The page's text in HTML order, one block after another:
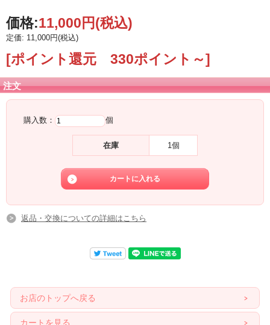
価格:11,000円(税込)
定価: 11,000円(税込)
[ポイント還元 330ポイント～]
注文
購入数： 個
在庫 1個
返品・交換についての詳細はこちら
お店のトップへ戻る
カートを見る